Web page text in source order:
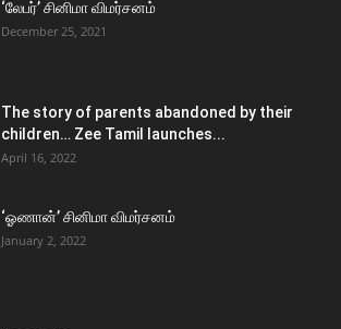
‘லேபர்’ சினிமா விமர்சனம்
December 25, 2021
The story of parents abandoned by their
children… Zee Tamil launches...
April 16, 2022
‘ஓணான்’ சினிமா விமர்சனம்
January 2, 2022